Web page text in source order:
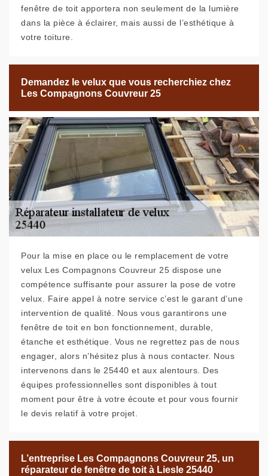
fenêtre de toit apportera non seulement de la lumière
dans la pièce à éclairer, mais aussi de l’esthétique à
votre toiture.
Demandez le velux que vous recherchiez chez
Les Compagnons Couvreur 25
Pour la mise en place ou le remplacement de votre
velux Les Compagnons Couvreur 25 dispose une
compétence suffisante pour assurer la pose de votre
velux. Faire appel à notre service c’est le garant d’une
intervention de qualité. Nous vous garantirons une
fenêtre de toit en bon fonctionnement, durable,
étanche et esthétique. Vous ne regrettez pas de nous
engager, alors n’hésitez plus à nous contacter. Nous
intervenons dans le 25440 et aux alentours. Des
équipes professionnelles sont disponibles à tout
moment pour être à votre écoute et pour vous fournir
le devis relatif à votre projet.
L’entreprise Les Compagnons Couvreur 25, un
réparateur de fenêtre de toit à Liesle 25440